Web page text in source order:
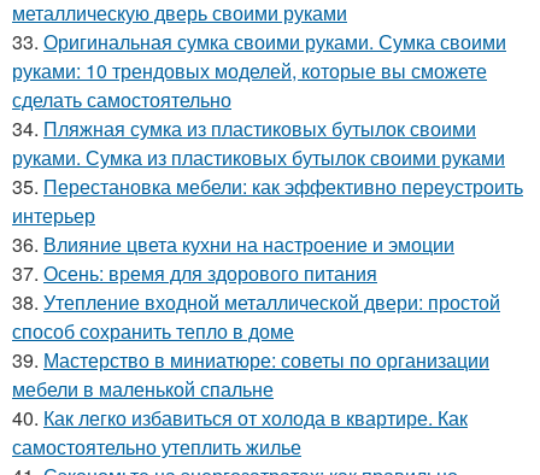
металлическую дверь своими руками
33. Оригинальная сумка своими руками. Сумка своими
руками: 10 трендовых моделей, которые вы сможете
сделать самостоятельно
34. Пляжная сумка из пластиковых бутылок своими
руками. Сумка из пластиковых бутылок своими руками
35. Перестановка мебели: как эффективно переустроить
интерьер
36. Влияние цвета кухни на настроение и эмоции
37. Осень: время для здорового питания
38. Утепление входной металлической двери: простой
способ сохранить тепло в доме
39. Мастерство в миниатюре: советы по организации
мебели в маленькой спальне
40. Как легко избавиться от холода в квартире. Как
самостоятельно утеплить жилье